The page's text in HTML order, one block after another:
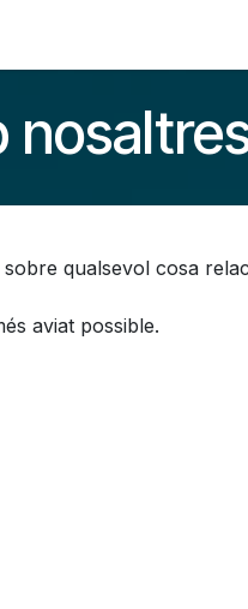
qualsevol cosa
aviat possible.